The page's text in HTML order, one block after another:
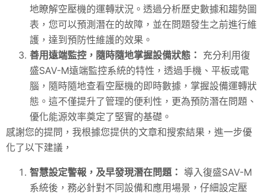
地瞭解空壓機的運轉狀況。透過分析歷史數據和趨勢圖
表，您可以預測潛在的故障，並在問題發生之前進行維
護，達到預防性維護的效果。
善用遠端監控，隨時隨地掌握設備狀態： 充分利用復
盛SAV-M遠端監控系統的特性，透過手機、平板或電
腦，隨時隨地查看空壓機的即時數據，掌握設備運轉狀
態。這不僅提升了管理的便利性，更為預防潛在問題、
優化能源效率奠定了堅實的基礎。
感謝您的提問，我根據您提供的文章和搜索結果，進一步優
化了以下建議，
智慧設定警報，及早發現潛在問題： 導入復盛SAV-M
系統後，務必針對不同設備和應用場景，仔細設定壓